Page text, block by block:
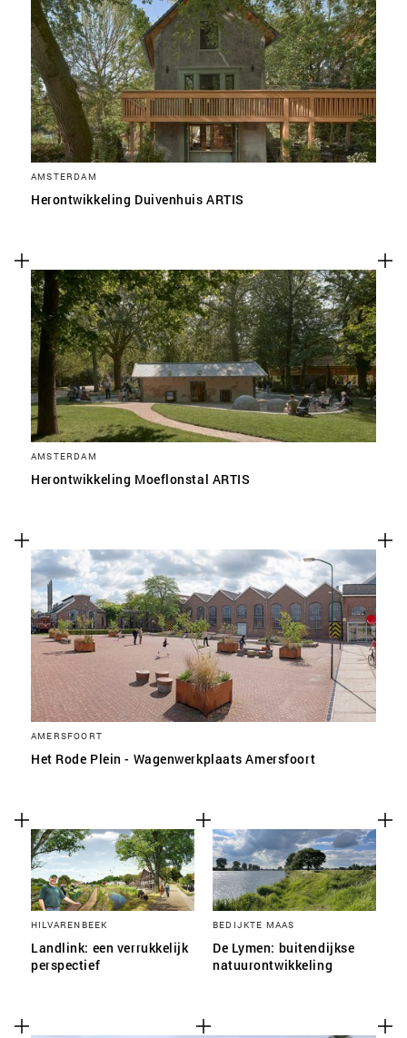
AMSTERDAM
Herontwikkeling Duivenhuis ARTIS
AMSTERDAM
Herontwikkeling Moeflonstal ARTIS
AMERSFOORT
Het Rode Plein - Wagenwerkplaats Amersfoort
HILVARENBEEK
Landlink: een verrukkelijk
perspectief
BEDIJKTE MAAS
De Lymen: buitendijkse
natuurontwikkeling